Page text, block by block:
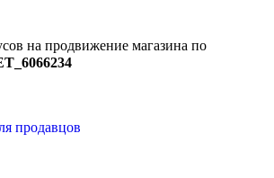
на продвижение магазина по